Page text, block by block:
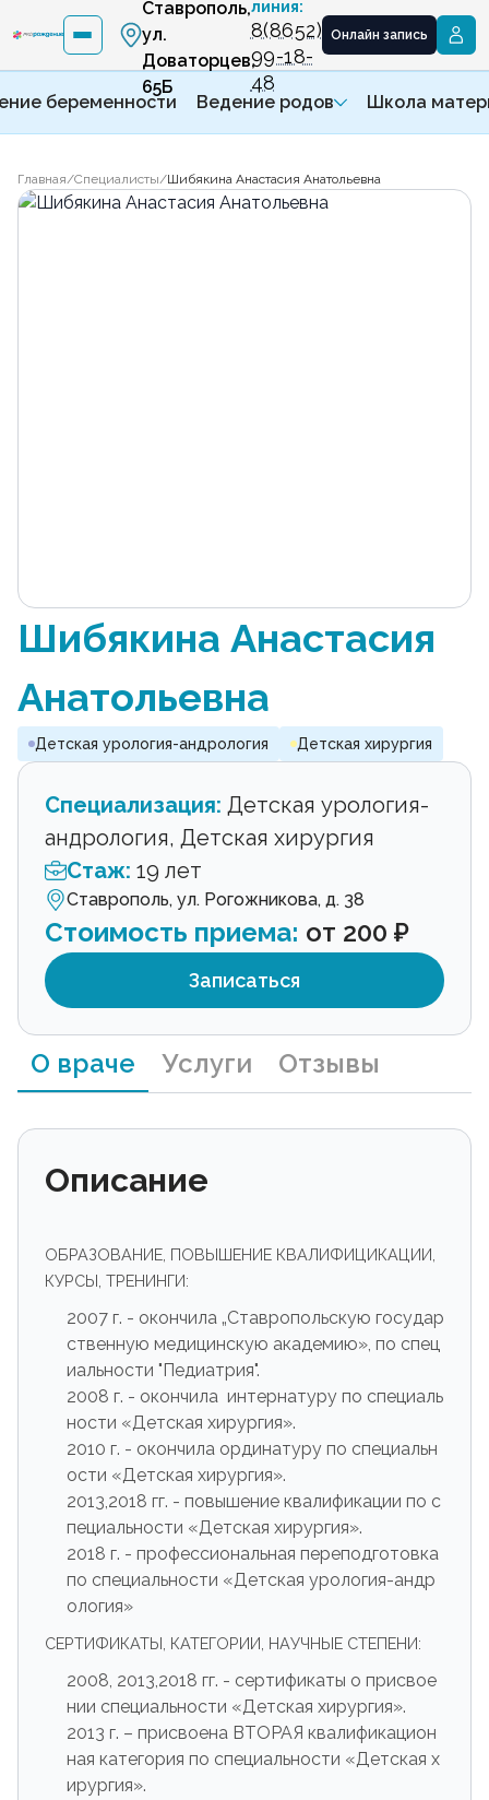
Ставрополь,
ул.
Доваторцев,
65Б
линия:
8(8652)
99-18-
48
Онлайн запись
беременности Ведение родов Школа
Главная/Специалисты/Шибякина Анастасия Анатольевна
Шибякина Анастасия
Анатольевна
Детская урология-андрология Детская хирургия
Специализация: Детская урология-
андрология, Детская хирургия
Стаж: 19 лет
Ставрополь, ул. Рогожникова, д. 38
Стоимость приема: от 200 ₽
Записаться
О враче Услуги Отзывы
Описание
ОБРАЗОВАНИЕ, ПОВЫШЕНИЕ КВАЛИФИЦИКАЦИИ,
КУРСЫ, ТРЕНИНГИ:
2007 г. - окончила „Ставропольскую государ
ственную медицинскую академию», по спец
иальности "Педиатрия".
2008 г. - окончила интернатуру по специаль
ности «Детская хирургия».
2010 г. - окончила ординатуру по специальн
ости «Детская хирургия».
2013,2018 гг. - повышение квалификации по с
пециальности «Детская хирургия».
2018 г. - профессиональная переподготовка
по специальности «Детская урология-андр
ология»
СЕРТИФИКАТЫ, КАТЕГОРИИ, НАУЧНЫЕ СТЕПЕНИ:
2008, 2013,2018 гг. - сертификаты о присвое
нии специальности «Детская хирургия».
2013 г. – присвоена ВТОРАЯ квалификацион
ная категория по специальности «Детская х
ирургия».